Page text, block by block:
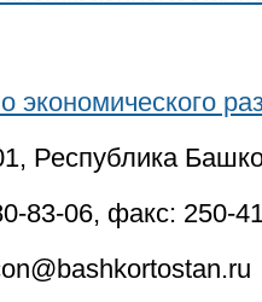
экономического
Республика
83-06, факс: 250-